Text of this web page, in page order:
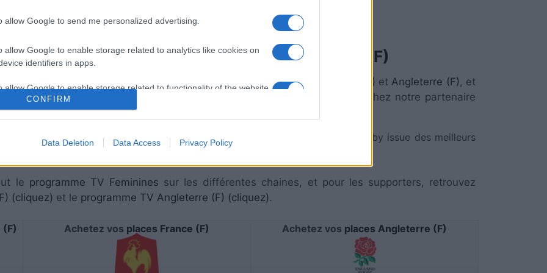
allow Google to send me personalized advertising.
allow Google to enable storage related to analytics like cookies on
identifiers in apps.
allow Google to enable storage related to functionality of the website
functionality and fraud prevention, and other user protection.
CONFIRM
Data Deletion Data Access Privacy Policy
Angleterre (F)
verra s'affronter France (F) et Angleterre (F) , et
Pour vous procurer des
, rendez-vous chez notre partenaire
à vous rendre chez notre partenaire RezoSport.com qui sélectionne l'actu rugby issue des meilleurs
calendriers et résultats.
le programme TV Feminines sur les différentes chaines, et pour les supporters, retrouvez
(cliquez) et le programme TV Angleterre (F) (cliquez).
(F) Achetez vos places France (F) Achetez vos places Angleterre (F)